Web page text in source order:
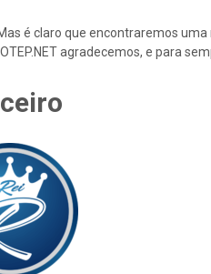
é claro que encontraremos
agradecemos, e para